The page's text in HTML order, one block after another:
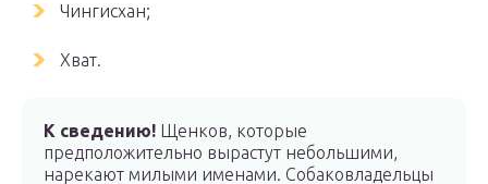
Чингисхан;
Хват.
К сведению! Щенков, которые
предположительно вырастут небольшими,
нарекают милыми именами. Собаковладельцы